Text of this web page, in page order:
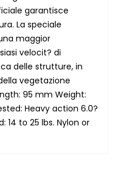
garantisce
La speciale
maggior
velocit? di
delle strutture, in
vegetazione
95 mm Weight:
Heavy action 6.0?
14 to 25 lbs. Nylon or